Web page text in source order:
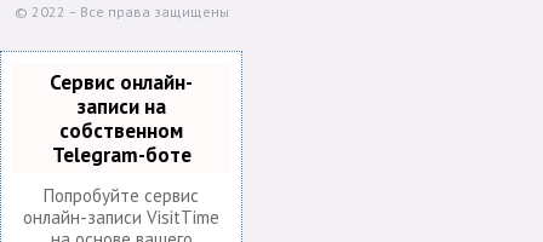
© 2022 – Все права защищены
Сервис онлайн-
записи на
собственном
Telegram-боте
Попробуйте сервис
онлайн-записи VisitTime